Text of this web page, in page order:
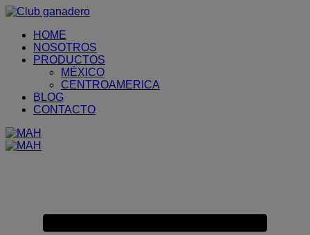
Placeholder
Skip
Content
Skip
FooterHOME
NOSOTROS
PRODUCTOS
MÉXICO
CENTROAMERICA
BLOG
CONTACTO